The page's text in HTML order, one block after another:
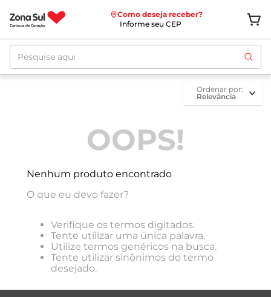
Como deseja receber?
Informe seu CEP
Pesquise aqui
ordenar por
Relevância
OOPS!
Nenhum produto encontrado
O que eu devo fazer?
Verifique os termos digitados.
Tente utilizar uma única palavra.
Utilize termos genéricos na busca.
Tente utilizar sinônimos do termo
desejado.